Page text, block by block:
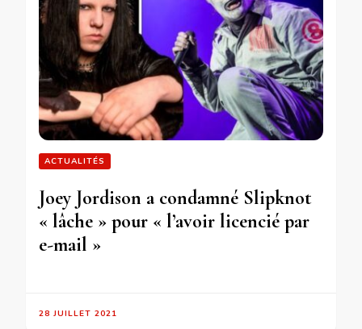
ACTUALITÉS
Joey Jordison a condamné Slipknot
« lâche » pour « l’avoir licencié par
e-mail »
28 JUILLET 2021